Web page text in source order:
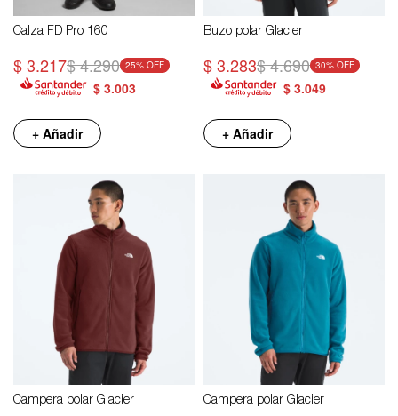
Calza FD Pro 160
$3.217$4.290 25
$ 3.003
+ Añadir
Buzo polar Glacier
$3.283$4.690 30
$ 3.049
+ Añadir
Campera polar Glacier Campera polar Glacier